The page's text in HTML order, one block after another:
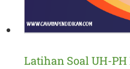
Latihan Soal UH-PH